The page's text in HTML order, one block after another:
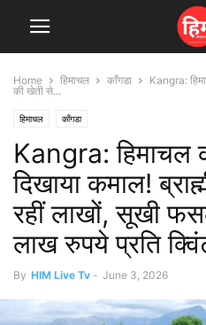
Home हिमाचल काँगडा
Kangra:
की खेती से...
हिमाचल काँगडा
Kangra: हिमाचल
दिखाया कमाल!
रहीं लाखों, सूखी
लाख रुपये प्रति
By HIM Live Tv - June 3, 2026